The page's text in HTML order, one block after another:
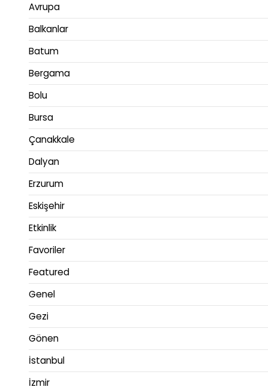
Avrupa
Balkanlar
Batum
Bergama
Bolu
Bursa
Çanakkale
Dalyan
Erzurum
Eskişehir
Etkinlik
Favoriler
Featured
Genel
Gezi
Gönen
İstanbul
İzmir